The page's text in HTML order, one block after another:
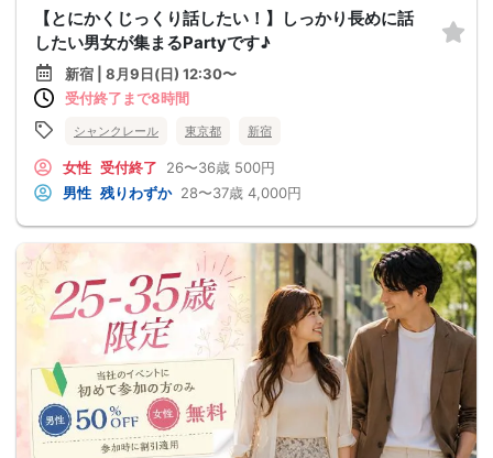
【とにかくじっくり話したい！】しっかり長めに話
したい男女が集まるPartyです♪
新宿 | 8月9日(日) 12:30〜
受付終了まで8時間
シャンクレール 東京都 新宿
女性 受付終了 26〜36歳 500円
男性 残りわずか 28〜37歳 4,000円